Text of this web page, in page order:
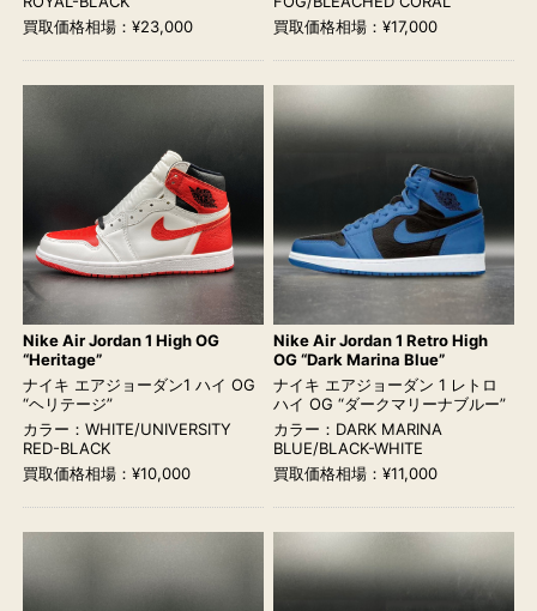
買取価格相場：¥23,000
買取価格相場：¥17,000
Nike Air Jordan 1 High OG
“Heritage”
ナイキ エアジョーダン1 ハイ OG
“ヘリテージ”
カラー：WHITE/UNIVERSITY
RED-BLACK
買取価格相場：¥10,000
Nike Air Jordan 1 Retro High
OG “Dark Marina Blue”
ナイキ エアジョーダン 1 レトロ
ハイ OG “ダークマリーナブルー”
カラー：DARK MARINA
BLUE/BLACK-WHITE
買取価格相場：¥11,000